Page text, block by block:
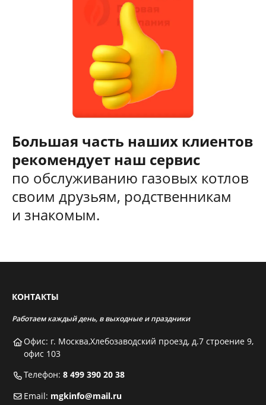
Большая часть наших клиентов
рекомендует наш сервис
по обслуживанию газовых котлов
своим друзьям, родственникам
и знакомым.
КОНТАКТЫ
Работаем каждый день, в выходные и праздники
Офис: г. Москва,Хлебозаводский проезд, д.7 строение 9,
офис 103
Телефон: 8 499 390 20 38
Email: mgkinfo@mail.ru